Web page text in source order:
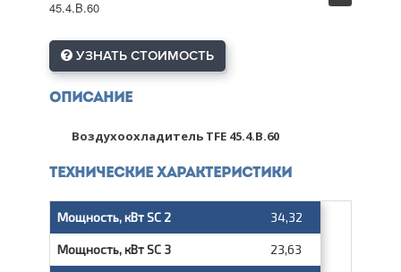
УЗНАТЬ СТОИМОСТЬ
Описание
Воздухоохладитель TFE 45.4.B.60
Технические характеристики
Мощность, кВт SC 2 34,32
Мощность, кВт SC 3 23,63